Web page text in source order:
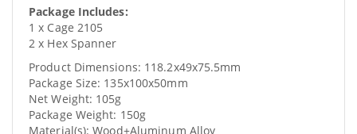
Package Includes:
1 x Cage 2105
2 x Hex Spanner
Product Dimensions: 118.2x49x75.5mm
Package Size: 135x100x50mm
Net Weight: 105g
Package Weight: 150g
Material(s): Wood+Aluminum Alloy